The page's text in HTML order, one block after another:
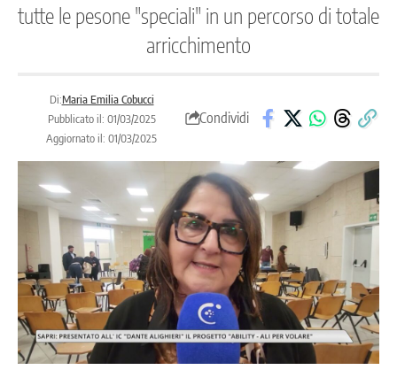
tutte le pesone "speciali" in un percorso di totale
arricchimento
Di:Maria Emilia Cobucci
Pubblicato il: 01/03/2025
Aggiornato il: 01/03/2025
Condividi